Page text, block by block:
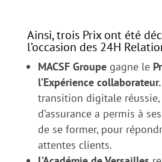
Ainsi, trois Prix ont été
l’occasion des 24H
MACSF Groupegagne le
l’Expérience collaborateur.
transition digitale
d’assurance a permis à
de se former, pour
attentes clients.